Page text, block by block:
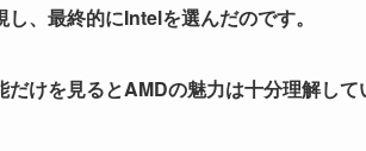
、最終的にIntelを選んだのです。
けを見るとAMDの魅力は十分理解して